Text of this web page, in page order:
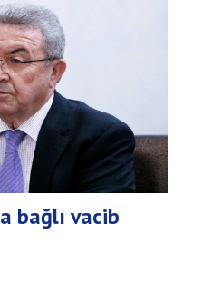
bağlı vacib